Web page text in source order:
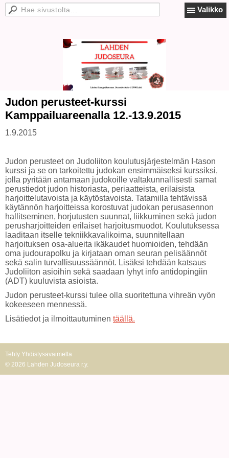
Valikko
Judon perusteet-kurssi
Kamppailuareenalla 12.-13.9.2015
1.9.2015
Judon perusteet on Judoliiton koulutusjärjestelmän I-tason
kurssi ja se on tarkoitettu judokan ensimmäiseksi kurssiksi,
jolla pyritään antamaan judokoille valtakunnallisesti samat
perustiedot judon historiasta, periaatteista, erilaisista
harjoittelutavoista ja käytöstavoista. Tatamilla tehtävissä
käytännön harjoitteissa korostuvat judokan perusasennon
hallitseminen, horjutusten suunnat, liikkuminen sekä judon
perusharjoitteiden erilaiset harjoitusmuodot. Koulutuksessa
laaditaan itselle tekniikkavalikoima, suunnitellaan
harjoituksen osa-alueita ikäkaudet huomioiden, tehdään
oma judourapolku ja kirjataan oman seuran pelisäännöt
sekä salin turvallisuussäännöt. Lisäksi tehdään katsaus
Judoliiton asioihin sekä saadaan lyhyt info antidopingiin
(ADT) kuuluvista asioista.
Judon perusteet-kurssi tulee olla suoritettuna vihreän vyön
kokeeseen mennessä.
Lisätiedot ja ilmoittautuminen täällä.
Tehty Yhdistysavaimella
© 2026 Lahden Judoseura r.y.